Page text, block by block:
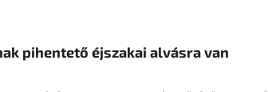
pihentető éjszakai alvásra van